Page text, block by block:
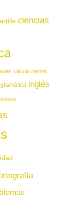
ciencias
cálculo mental
gramática inglés